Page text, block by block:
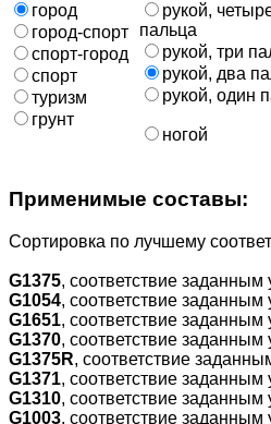
город
город-спорт
спорт-город
спорт
туризм
грунт
рукой,
пальца
рукой, три
рукой, два
рукой, один
ногой
Применимые составы:
Cортировка по лучшему
G1375, соответствие заданным
G1054, соответствие заданным
G1651, соответствие заданным
G1370, соответствие заданным
G1375R, соответствие
G1371, соответствие заданным
G1310, соответствие заданным
G1003, соответствие заданным